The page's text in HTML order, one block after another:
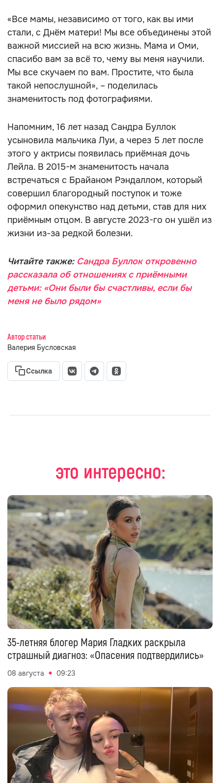
«Все мамы, независимо от того, как вы ими
стали, с Днём матери! Мы все объединены этой
важной миссией на всю жизнь. Мама и Оми,
спасибо вам за всё то, чему вы меня научили.
Мы все скучаем по вам. Простите, что была
такой непослушной», – поделилась
знаменитость под фотографиями.
Напомним, 16 лет назад Сандра Буллок
усыновила мальчика Луи, а через 5 лет после
этого у актрисы появилась приёмная дочь
Лейла. В 2015-м знаменитость начала
встречаться с Брайаном Рэндаллом, который
совершил благородный поступок и тоже
оформил опекунство над детьми, став для них
приёмным отцом. В августе 2023-го он ушёл из
жизни из-за редкой болезни.
Читайте также: Сандра Буллок откровенно
рассказала об отношениях с приёмными
детьми: «Они были бы счастливы, если бы
меня не было рядом»
Автор статьи
Валерия Бусловская
Ссылка
это интересно:
35-летняя блогер Мария Гладких раскрыла
страшный диагноз: «Опасения подтвердились»
08 августа 09:23